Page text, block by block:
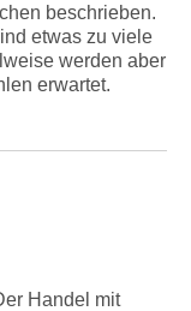
beschrieben.
etwas zu viele
werden aber
erwartet.
Handel mit